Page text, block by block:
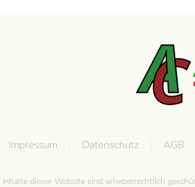
Impressum Datenschutz AGB
dieser Website sind urheberrechtlich